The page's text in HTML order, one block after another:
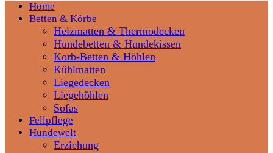
Home
Betten & Körbe
Heizmatten & Thermodecken
Hundebetten & Hundekissen
Korb-Betten & Höhlen
Kühlmatten
Liegedecken
Liegehöhlen
Sofas
Fellpflege
Hundewelt
Erziehung